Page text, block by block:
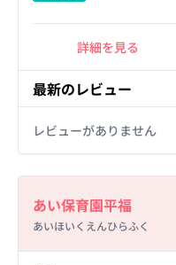
詳細を見る
最新のレビュー
レビューがありません
あい保育園平福
あいほいくえんひらふく